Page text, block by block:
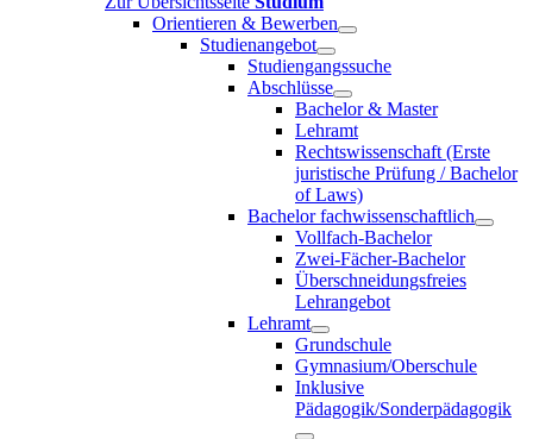
Orientieren & Bewerben
Studienangebot
Studiengangssuche
Abschlüsse
Bachelor & Master
Lehramt
Rechtswissenschaft (Erste
juristische Prüfung / Bachelor
of Laws)
Bachelor fachwissenschaftlich
Vollfach-Bachelor
Zwei-Fächer-Bachelor
Überschneidungsfreies
Lehrangebot
Lehramt
Grundschule
Gymnasium/Oberschule
Inklusive
Pädagogik/Sonderpädagogik